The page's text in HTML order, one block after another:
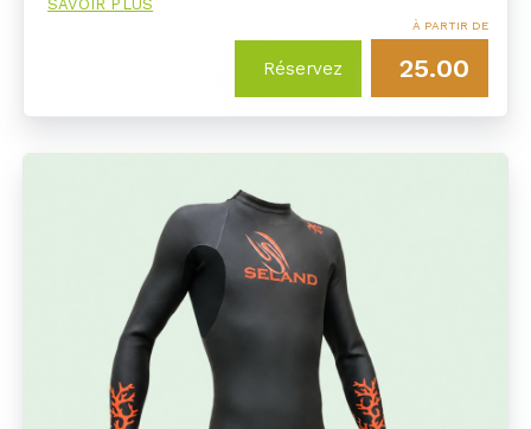
SAVOIR PLUS
Réservez
À PARTIR DE
25.00